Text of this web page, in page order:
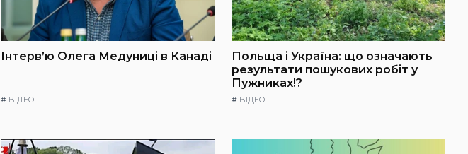
Інтерв’ю Олега Медуниці в Канаді
# ВІДЕО
Польща і Україна: що означають
результати пошукових робіт у
Пужниках!?
# ВІДЕО